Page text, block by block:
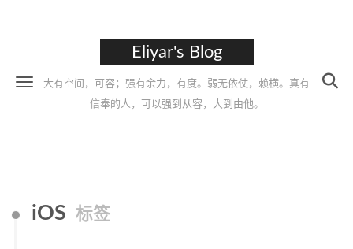
Eliyar's Blog
大有空间，可容；强有余力，有度。弱无依仗，赖横。真有
信奉的人，可以强到从容，大到由他。
iOS 标签